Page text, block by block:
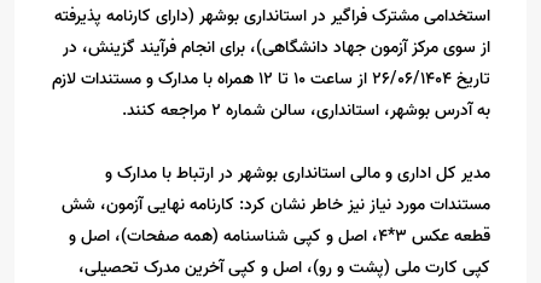
استخدامی مشترک فراگیر در استانداری بوشهر (دارای کارنامه پذیرفته
از سوی مرکز آزمون جهاد دانشگاهی)، برای انجام فرآیند گزینش، در
تاریخ 26/06/1404 از ساعت 10 تا 12 همراه با مدارک و مستندات لازم
به آدرس بوشهر، استانداری، سالن شماره 2 مراجعه کنند.
مدیر کل اداری و مالی استانداری بوشهر در ارتباط با مدارک و
مستندات مورد نیاز نیز خاطر نشان کرد: کارنامه نهایی آزمون، شش
قطعه عکس 3*4، اصل و کپی شناسنامه (همه صفحات)، اصل و
کپی کارت ملی (پشت و رو)، اصل و کپی آخرین مدرک تحصیلی،